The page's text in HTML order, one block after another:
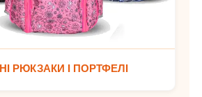
РЮКЗАКИ І ПОРТФЕЛІ